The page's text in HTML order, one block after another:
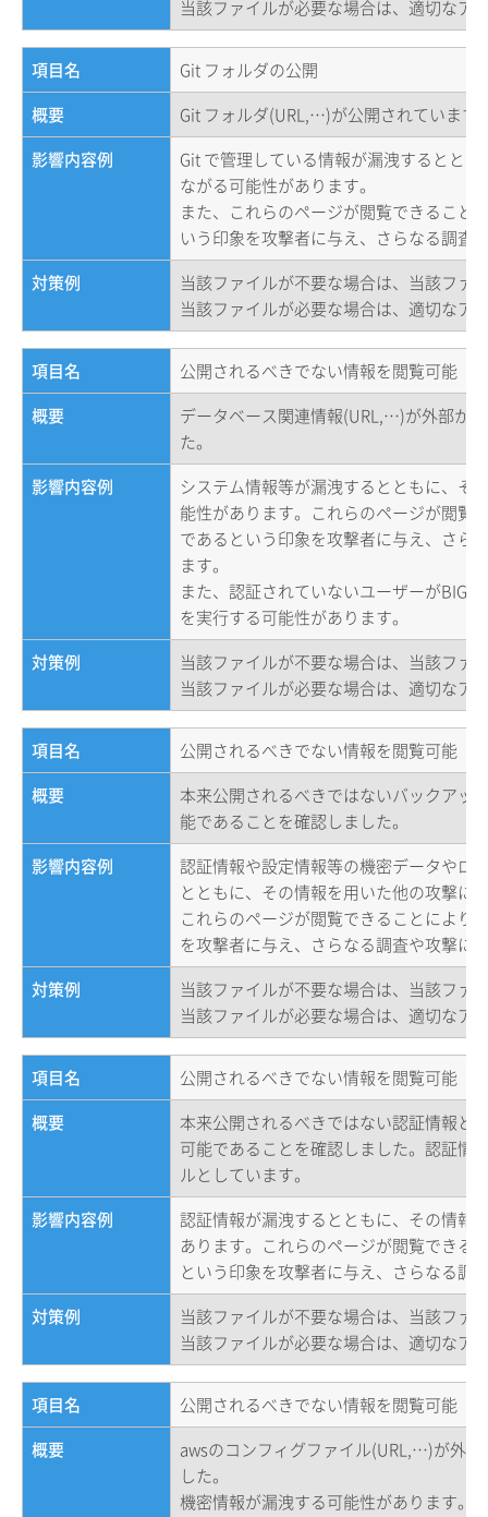
当該ファイルが必要な場合は、適切なア
項目名
Git フォルダの公開
概要
Git フォルダ(URL,…)が公開されています
影響内容例
Git で管理している情報が漏洩するとと
ながる可能性があります。
また、これらのページが閲覧できること
いう印象を攻撃者に与え、さらなる調査
対策例
当該ファイルが不要な場合は、当該ファ
当該ファイルが必要な場合は、適切なア
項目名
公開されるべきでない情報を閲覧可能（
概要
データベース関連情報(URL,…)が外部か
た。
影響内容例
システム情報等が漏洩するとともに、そ
能性があります。これらのページが閲覧
であるという印象を攻撃者に与え、さら
ます。
また、認証されていないユーザーがBIG-
を実行する可能性があります。
対策例
当該ファイルが不要な場合は、当該ファ
当該ファイルが必要な場合は、適切なア
項目名
公開されるべきでない情報を閲覧可能（
概要
本来公開されるべきではないバックアッ
能であることを確認しました。
影響内容例
認証情報や設定情報等の機密データやロ
とともに、その情報を用いた他の攻撃に
これらのページが閲覧できることにより
を攻撃者に与え、さらなる調査や攻撃に
対策例
当該ファイルが不要な場合は、当該ファ
当該ファイルが必要な場合は、適切なア
項目名
公開されるべきでない情報を閲覧可能（
概要
本来公開されるべきではない認証情報と
可能であることを確認しました。認証情
ルとしています。
影響内容例
認証情報が漏洩するとともに、その情報
あります。これらのページが閲覧できる
という印象を攻撃者に与え、さらなる調
対策例
当該ファイルが不要な場合は、当該ファ
当該ファイルが必要な場合は、適切なア
項目名
公開されるべきでない情報を閲覧可能（
概要
awsのコンフィグファイル(URL,…)が外
した。
機密情報が漏洩する可能性があります。